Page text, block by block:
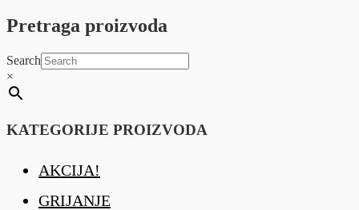
Pretraga proizvoda
Search
×
KATEGORIJE PROIZVODA
AKCIJA!
GRIJANJE